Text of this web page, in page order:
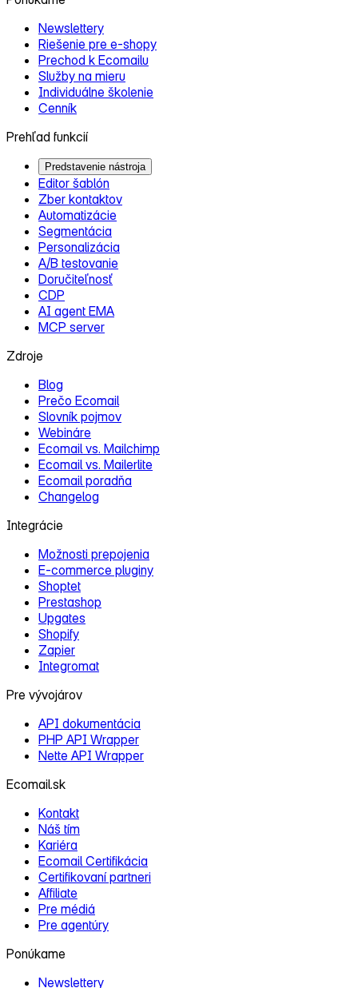
Newslettery
Riešenie pre e‑shopy
Prechod k Ecomailu
Služby na mieru
Individuálne školenie
Cenník
Prehľad funkcií
Predstavenie nástroja
Editor šablón
Zber kontaktov
Automatizácie
Segmentácia
Personalizácia
A/B testovanie
Doručiteľnosť
CDP
AI agent EMA
MCP server
Zdroje
Blog
Prečo Ecomail
Slovník pojmov
Webináre
Ecomail vs. Mailchimp
Ecomail vs. Mailerlite
Ecomail poradňa
Changelog
Integrácie
Možnosti prepojenia
E‑commerce pluginy
Shoptet
Prestashop
Upgates
Shopify
Zapier
Integromat
Pre vývojárov
API dokumentácia
PHP API Wrapper
Nette API Wrapper
Ecomail.sk
Kontakt
Náš tím
Kariéra
Ecomail Certifikácia
Certifikovaní partneri
Affiliate
Pre médiá
Pre agentúry
Ponúkame
Newslettery